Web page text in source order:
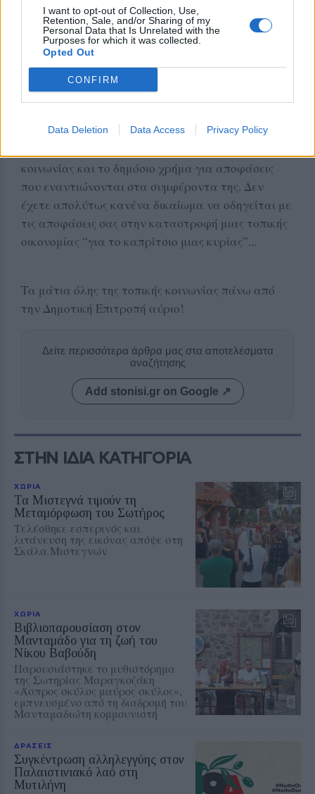
I want to opt-out of Collection, Use,
Retention, Sale, and/or Sharing of my
Personal Data that Is Unrelated with the
Purposes for which it was collected.
Opted Out
CONFIRM
Data Deletion Data Access Privacy Policy
απόφαση Εφετείου που στήριξε το Δημόσιο
Συμφέρον και την ευημερία της τοπικής κοινωνίας
Ερεσού.
Απαιτούμε από τον Δήμο Δυτικής Λέσβου να μην
διανοηθεί να κάνει Έφεση στην υπόθεση της
δικαίωμα, και καμία κοινωνική νομιμοποίηση να
κοινωνίας και το δημόσιο χρήμα για αποφάσεις
που εναντιώνονται στα συμφέροντα της. Δεν
έχετε απολύτως κανένα δικαίωμα να οδηγείται με
τις αποφάσεις σας στην καταστροφή μιας τοπικής
οικονομίας “για το καπρίτσιο μιας κυρίας”...
Τα μάτια όλης της τοπικής κοινωνίας πάνω από
την Δημοτική Επιτροπή αύριο!
Δείτε περισσότερα άρθρα μας στα αποτελέσματα
αναζήτησης
Add stonisi.gr on Google ↗
ΣΤΗΝ ΙΔΙΑ ΚΑΤΗΓΟΡΙΑ
ΧΩΡΙΑ
Τα Μιστεγνά τιμούν τη
Μεταμόρφωση του Σωτήρος
Τελέσθηκε εσπερινός και
λιτάνευση της εικόνας απόψε στη
Σκάλα Μιστεγνών
ΧΩΡΙΑ
Βιβλιοπαρουσίαση στον
Μανταμάδο για τη ζωή του
Νίκου Βαβούδη
Παρουσιάστηκε το μυθιστόρημα
της Σωτηρίας Μαραγκοζάκη
«Άσπρος σκύλος μαύρος σκύλος»,
εμπνευσμένο από τη διαδρομή του
Μανταμαδιώτη κομμουνιστή
ΔΡΑΣΕΙΣ
Συγκέντρωση αλληλεγγύης στον
Παλαιστινιακό λαό στη
Μυτιλήνη